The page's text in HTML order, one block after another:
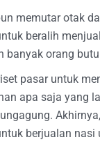
memutar otak
beralih
banyak orang
pasar untuk
apa saja yang
berjualan nasi